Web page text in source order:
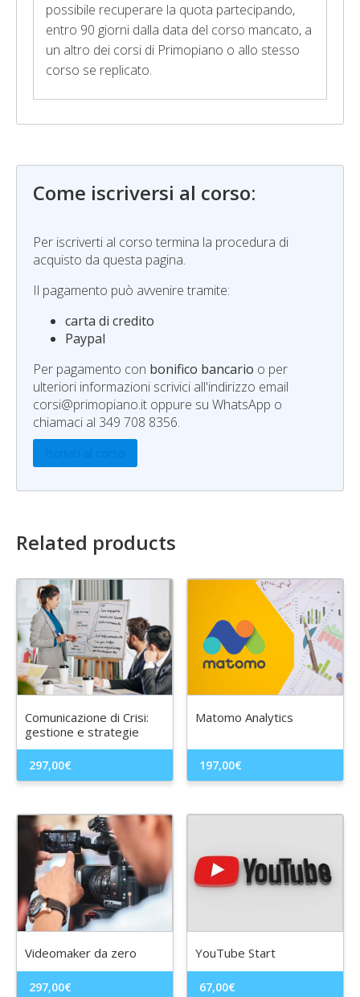
possibile recuperare la quota partecipando,
entro 90 giorni dalla data del corso mancato, a
un altro dei corsi di Primopiano o allo stesso
corso se replicato.
Come iscriversi al corso:
Per iscriverti al corso termina la procedura di
acquisto da questa pagina.
Il pagamento può avvenire tramite:
carta di credito
Paypal
Per pagamento con bonifico bancario o per
ulteriori informazioni scrivici all'indirizzo email
corsi@primopiano.it oppure su WhatsApp o
chiamaci al 349 708 8356.
Related products
Comunicazione di Crisi:
gestione e strategie
297,00€
Matomo Analytics
197,00€
Videomaker da zero
297,00€
YouTube Start
67,00€